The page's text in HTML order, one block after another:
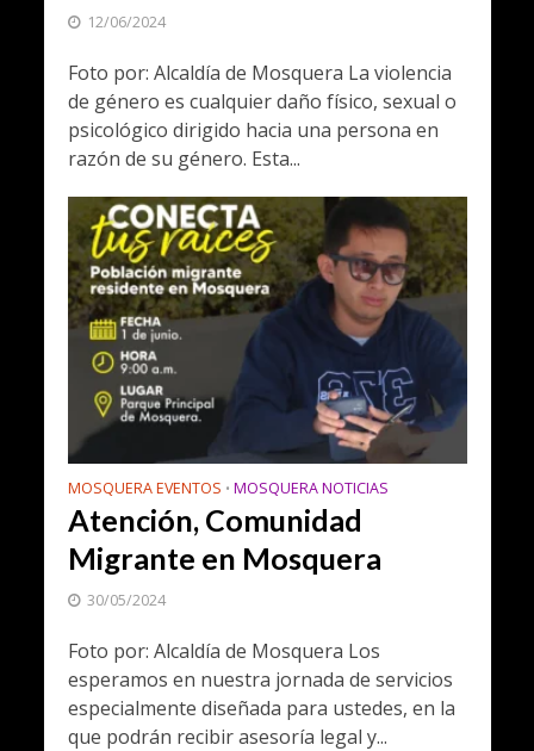
12/06/2024
Foto por: Alcaldía de Mosquera La violencia
de género es cualquier daño físico, sexual o
psicológico dirigido hacia una persona en
razón de su género. Esta...
MOSQUERA EVENTOS • MOSQUERA NOTICIAS
Atención, Comunidad
Migrante en Mosquera
30/05/2024
Foto por: Alcaldía de Mosquera Los
esperamos en nuestra jornada de servicios
especialmente diseñada para ustedes, en la
que podrán recibir asesoría legal y...